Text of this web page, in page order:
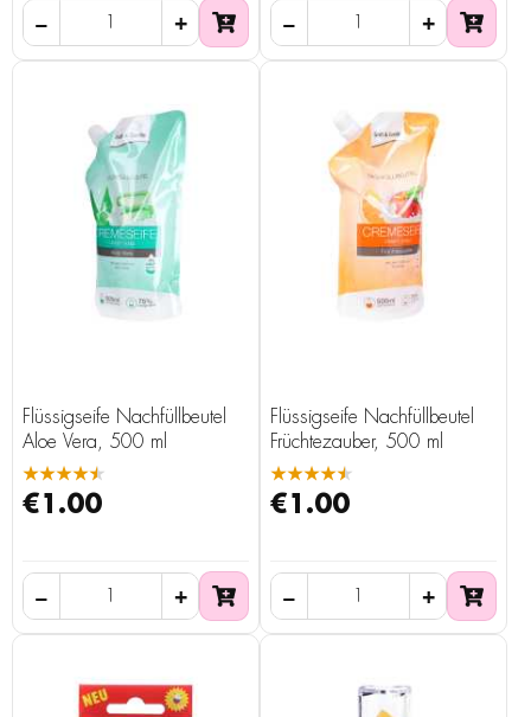
Flüssigseife Nachfüllbeutel
Aloe Vera, 500 ml
★★★★★
€1.00
Flüssigseife Nachfüllbeutel
Früchtezauber, 500 ml
★★★★★
€1.00